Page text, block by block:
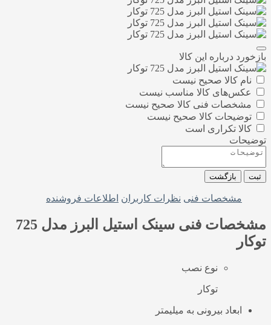
بازخورد درباره این کالا
نام کالا صحیح نیست
عکس‌های کالا مناسب نیست
مشخصات فنی کالا صحیح نیست
توضیحات کالا صحیح نیست
کالا تکراری است
توضیحات
ثبت بازگشت
مشخصات فنی نظرات کاربران اطلاعات فروشنده
مشخصات فنی
سینک استیل البرز مدل 725
توکار
نوع نصب
توکار
ابعاد بیرونی به میلیمتر